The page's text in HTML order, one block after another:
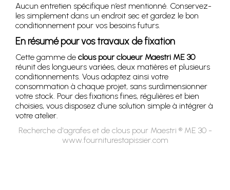
Aucun entretien spécifique n’est mentionné. Conservez-
les simplement dans un endroit sec et gardez le bon
conditionnement pour vos besoins futurs.
En résumé pour vos travaux de fixation
Cette gamme de clous pour cloueur Maestri ME 30
réunit des longueurs variées, deux matières et plusieurs
conditionnements. Vous adaptez ainsi votre
consommation à chaque projet, sans surdimensionner
votre stock. Pour des fixations fines, régulières et bien
choisies, vous disposez d’une solution simple à intégrer à
votre atelier.
Recherche d'agrafes et de clous pour Maestri ® ME 30 -
www.fourniturestapissier.com